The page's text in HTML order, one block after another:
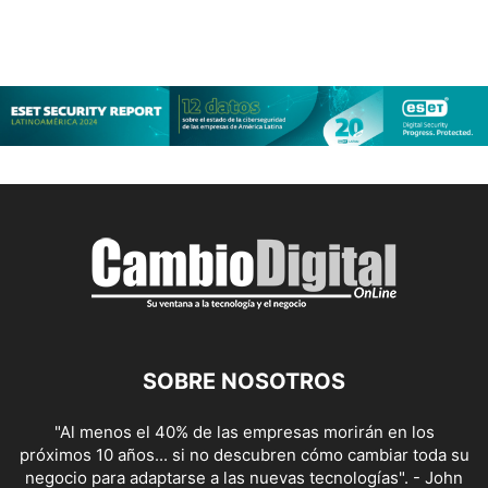
SOBRE NOSOTROS
"Al menos el 40% de las empresas morirán en los
próximos 10 años... si no descubren cómo cambiar toda su
negocio para adaptarse a las nuevas tecnologías". - John